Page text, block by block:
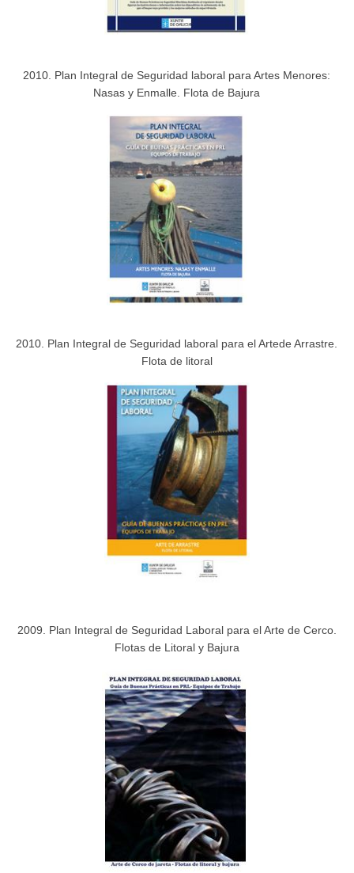
2010. Plan Integral de Seguridad laboral para Artes Menores:
Nasas y Enmalle. Flota de Bajura
2010. Plan Integral de Seguridad laboral para el Artede Arrastre.
Flota de litoral
2009. Plan Integral de Seguridad Laboral para el Arte de Cerco.
Flotas de Litoral y Bajura